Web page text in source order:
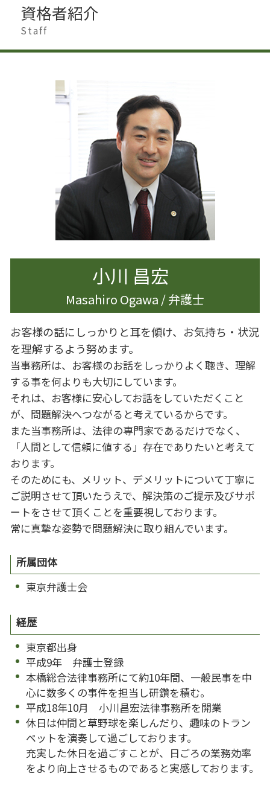
著作権とは 画像
著作権侵害 時効
著作権 知的財産権 違い
著作権 訴えられた
著作権 貸与
企業法務 知財
事業承継 方法
モンスター社員 解雇
企業法務 取り組み
事業承継 代表者 変更
事業承継 弁護士
企業法務 契約書チェック
企業法務 特徴
生前対策 とは
相続 節税
相続人 行方不明
遺産分割 割合
認知症 生前対策
遺言書作成 杉並区
遺産分割調停 必要書類
相続 相談先
相続 調停 流れ
相続 調停
離婚したい 準備
離婚 親
離婚 円満解決
離婚 世田谷区
不貞行為 離婚
離婚 家 名義変更
離婚 浮気 慰謝料
離婚 男 不利
離婚 影響
離婚調停 別居
離婚 港区
離婚調停 期間
資格者紹介
Staff
小川 昌宏
Masahiro Ogawa / 弁護士
お客様の話にしっかりと耳を傾け、お気持ち・状況
を理解するよう努めます。
当事務所は、お客様のお話をしっかりよく聴き、理解
する事を何よりも大切にしています。
それは、お客様に安心してお話をしていただくこと
が、問題解決へつながると考えているからです。
また当事務所は、法律の専門家であるだけでなく、
「人間として信頼に値する」存在でありたいと考えて
おります。
そのためにも、メリット、デメリットについて丁寧に
ご説明させて頂いたうえで、解決策のご提示及びサポ
ートをさせて頂くことを重要視しております。
常に真摯な姿勢で問題解決に取り組んでいます。
所属団体
東京弁護士会
経歴
東京都出身
平成9年 弁護士登録
本橋総合法律事務所にて約10年間、一般民事を中
心に数多くの事件を担当し研鑽を積む。
平成18年10月 小川昌宏法律事務所を開業
休日は仲間と草野球を楽しんだり、趣味のトラン
ペットを演奏して過ごしております。
充実した休日を過ごすことが、日ごろの業務効率
をより向上させるものであると実感しております。